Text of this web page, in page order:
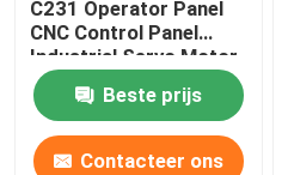
C231 Operator Panel
CNC Control Panel
Industrial Servo Motor
Beste prijs
Contacteer ons